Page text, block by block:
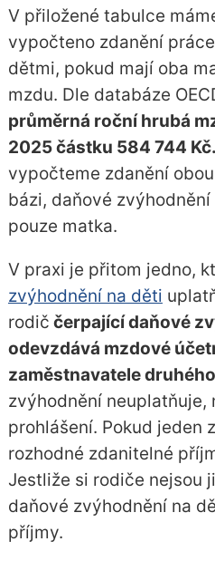
V přiložené tabulce
vypočteno zdanění
dětmi, pokud mají oba
mzdu. Dle databáze
průměrná roční hrubá
2025 částku 584 744 Kč.
vypočteme zdanění
bázi, daňové
pouze matka.
V praxi je přitom jedno,
zvýhodnění na děti
rodič čerpající daňové
odevzdává mzdové
zaměstnavatele
zvýhodnění neuplatňuje,
prohlášení. Pokud jeden
rozhodné zdanitelné
Jestliže si rodiče nejsou
daňové zvýhodnění na
příjmy.